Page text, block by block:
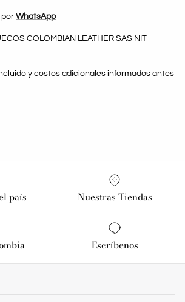
por WhatsApp
COLOMBIAN LEATHER SAS NIT
y costos adicionales informados antes
país Nuestras Tiendas
Escríbenos